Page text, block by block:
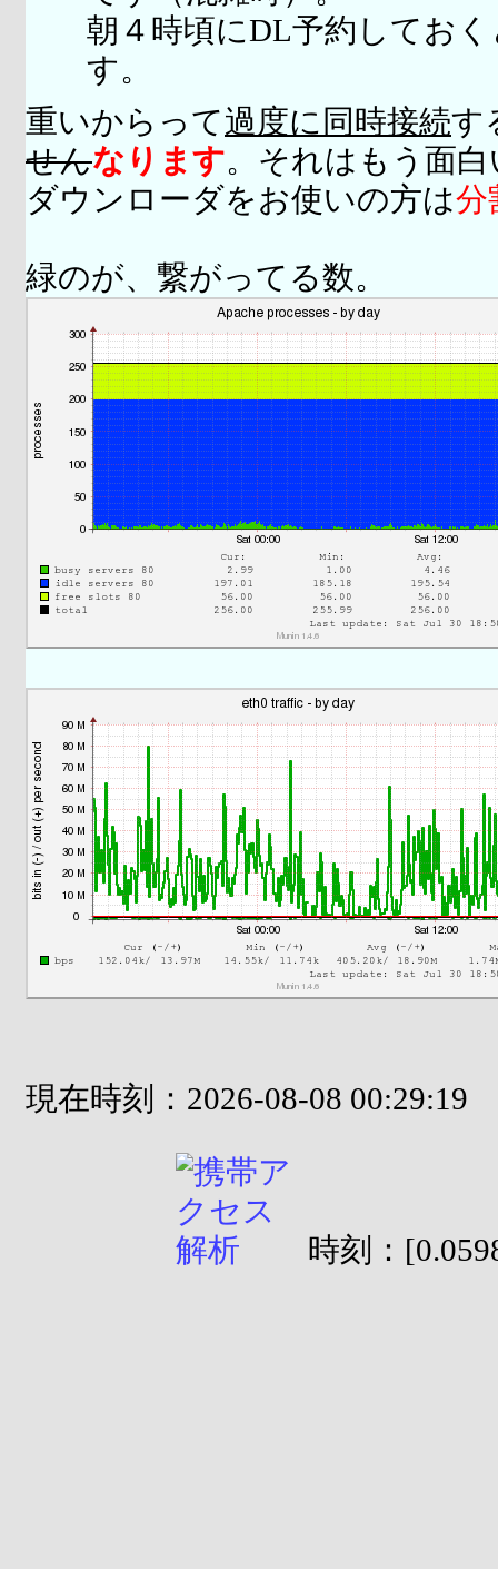
朝４時頃にDL予約してお
す。
重いからって過度に同時接続す
せんなります。それはもう面
ダウンローダをお使いの方は分
緑のが、繋がってる数。
現在時刻：2026-08-08 00:29:19
時刻：